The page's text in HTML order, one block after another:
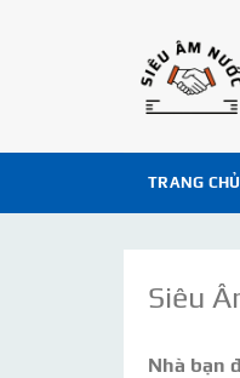
TRANG CHỦ
Siêu
Nhà bạn